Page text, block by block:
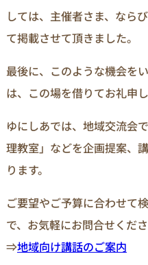
しては、主催者さま、なら
て掲載させて頂きました。
最後に、このような機会を
は、この場を借りてお礼申し
ゆにしあでは、地域交流会
理教室」などを企画提案、
ります。
ご要望やご予算に合わせて
で、お気軽にお問合せくださ
⇒地域向け講話のご案内